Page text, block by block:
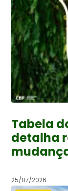
Tabela
detalha
25/07/2026